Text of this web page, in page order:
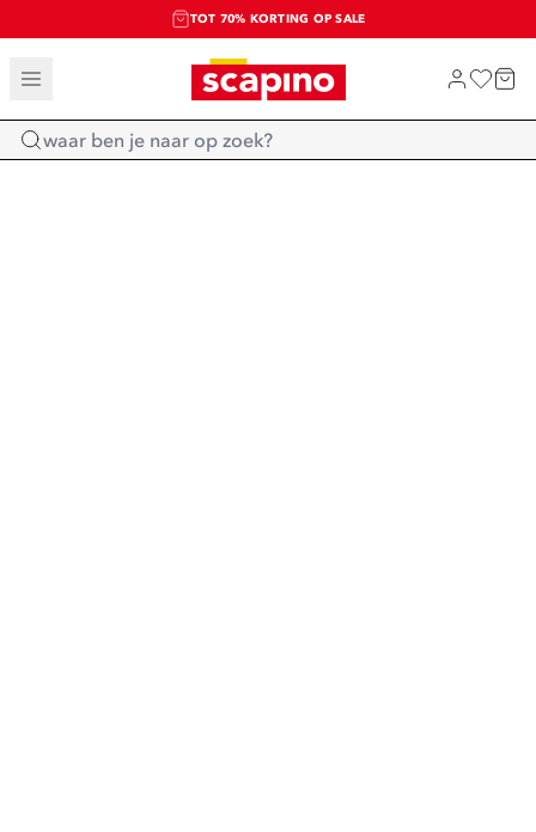
TOT 70% KORTING OP SALE
SALE: LAATSTE KANS!
SHOP NIEUW
Home